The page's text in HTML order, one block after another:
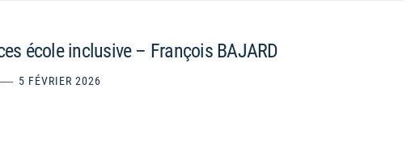
école inclusive – François BAJARD
5 FÉVRIER 2026